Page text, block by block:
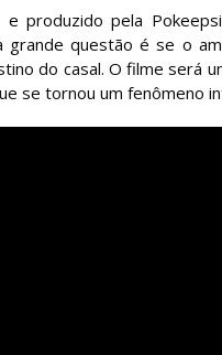
e produzido pela
grande questão é se o
do casal. O filme será
se tornou um fenômeno